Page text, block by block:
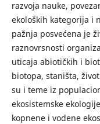
razvoja nauke,
ekoloških kategorija i
pažnja posvećena je
raznovrsnosti
uticaja abiotičkih i
biotopa, staništa,
su i teme iz
ekosistemske
kopnene i vodene